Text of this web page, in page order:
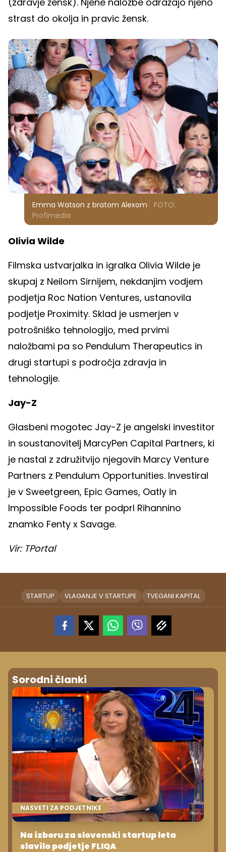
strast do okolja in pravic žensk.
Emma Watson z bratom Alexom
FOTO:
Profimedia
Olivia Wilde
Filmska ustvarjalka in igralka Olivia Wilde je
skupaj z Neilom Sirnijem, nekdanjim vodjem
podjetja Roc Nation Ventures, ustanovila
podjetje Proximity. Sklad je usmerjen v
potrošniško tehnologijo, med prvimi
naložbami pa so Pendulum Therapeutics in
drugi startupi s področja zdravja in
tehnologije.
Jay-Z
Glasbeni mogotec Jay-Z je angelski investitor
in soustanovitelj MarcyPen Capital Partners, ki
je nastal z združitvijo njegovih Marcy Venture
Partners z Pendulum Opportunities. Investiral
je v Sweetgreen, Epic Games, Oatly in
Impossible Foods ter podprl Rihannino
znamko Fenty x Savage.
Vir: TPortal
STARTUP VLAGANJE V STARTUPE TVEGANI KAPITAL
Sorodni članki
NASVETI ZA PODJETNIKE
Na izboru za slovenski startup leta
slavilo podjetje FLIQA